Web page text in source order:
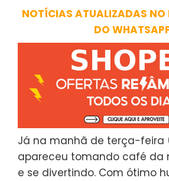
NOTÍCIAS ATUALIZADAS NO
DO
Já na manhã de terça-feira
apareceu tomando café da
e se divertindo. Com ótimo